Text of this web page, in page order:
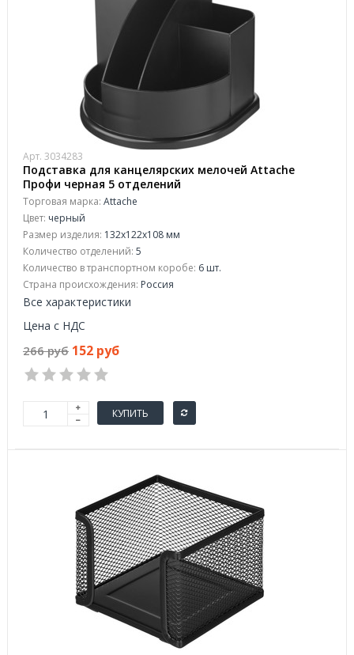
Арт. 3034283
Подставка для канцелярских мелочей Attache
Профи черная 5 отделений
Торговая марка: Attache
Цвет: черный
Размер изделия: 132x122x108 мм
Количество отделений: 5
Количество в транспортном коробе: 6 шт.
Страна происхождения: Россия
Все характеристики
Цена с НДС
266 руб 152 руб
КУПИТЬ